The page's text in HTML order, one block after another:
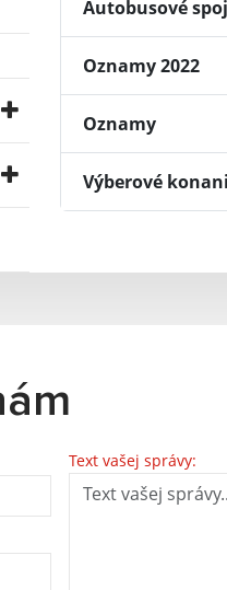
Autobusové
Oznamy 2022
Oznamy
Výberové
Text vašej správy: